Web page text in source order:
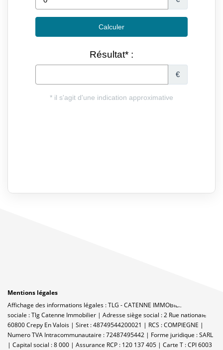
Mentions légales
Affichage des informations légales : TLG - CATENNE IMMOBILIER | Raison
sociale : Tlg Catenne Immobilier | Adresse siège social : 2 Rue nationale -
60800 Crepy En Valois | Siret : 48749544200021 | RCS : COMPIEGNE |
Numero TVA Intracommunautaire : 72487495442 | Forme juridique : SARL
| Capital social : 8 000 | Assurance RCP : 120 137 405 | Carte T : CPI 6003